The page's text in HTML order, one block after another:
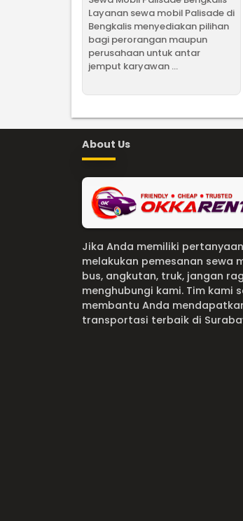
Layanan sewa mobil Palisade di
Bengkalis menyediakan pilihan
bagi perorangan maupun
perusahaan untuk antar
jemput karyawan ...
About Us
Jika Anda memiliki
melakukan pemesanan sewa
bus, angkutan, truk, jangan
menghubungi kami. Tim kami
membantu Anda
transportasi terbaik di